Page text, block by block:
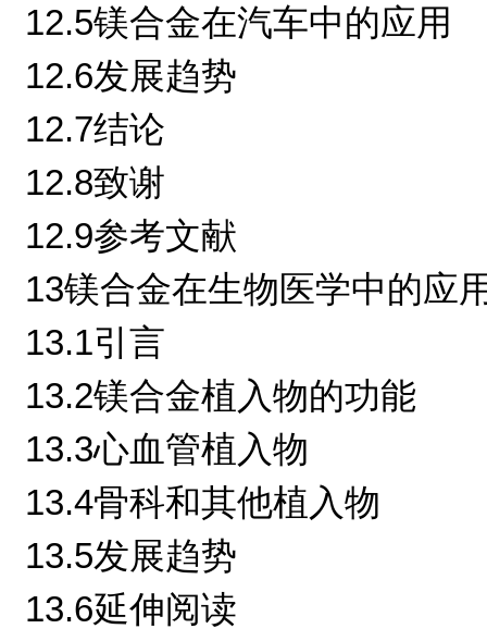
12.5镁合金在汽车中的应用
12.6发展趋势
12.7结论
12.8致谢
12.9参考文献
13镁合金在生物医学中的应
13.1引言
13.2镁合金植入物的功能
13.3心血管植入物
13.4骨科和其他植入物
13.5发展趋势
13.6延伸阅读